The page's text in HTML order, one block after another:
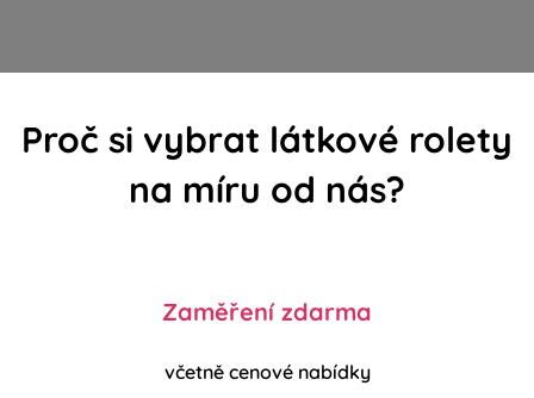
Proč si vybrat látkové rolety
na míru od nás?
Zaměření zdarma
včetně cenové nabídky